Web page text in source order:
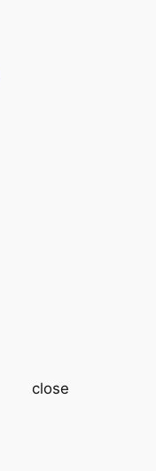
close